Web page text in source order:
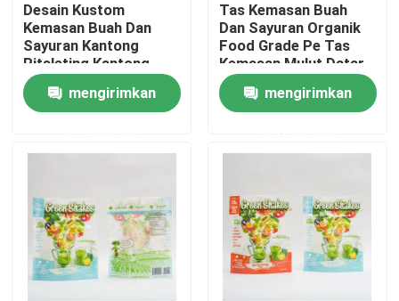
Berita
Semua Kasus
Tas Kemasan Makanan
Tas Kemasan Kopi
Tas kemasan makanan hewan peliharaan
Desain Kustom
Kemasan Buah Dan
Sayuran Kantong
Ritsleting Kantong
Plastik Kunci Sendiri
mengirimkan
Tas Kemasan Buah
Dan Sayuran Organik
Food Grade Pe Tas
Kemasan Mulut Datar
mengirimkan